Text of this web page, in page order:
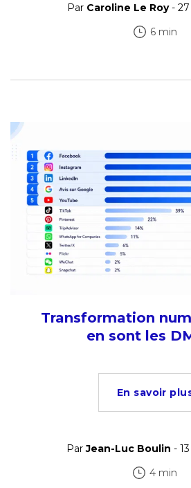
Par Caroline Le Roy- 27
6 min
Transformation
en sont les
En savoir
ParJean-Luc Boulin -
4 min